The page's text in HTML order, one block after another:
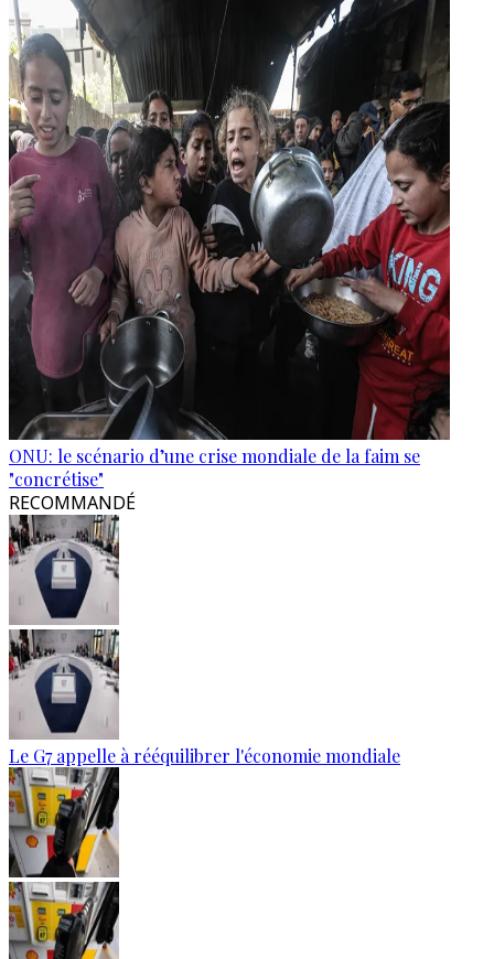
ONU: le scénario d’une crise mondiale de la faim se
"concrétise"
RECOMMANDÉ
Le G7 appelle à rééquilibrer l'économie mondiale